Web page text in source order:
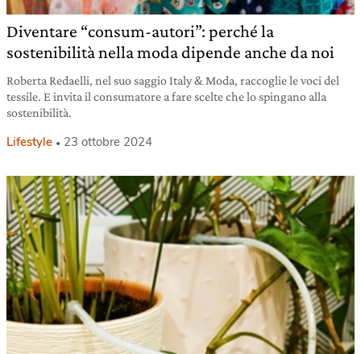
Diventare “consum-autori”: perché la
sostenibilità nella moda dipende anche da noi
Roberta Redaelli, nel suo saggio Italy & Moda, raccoglie le voci del
tessile. E invita il consumatore a fare scelte che lo spingano alla
sostenibilità.
Lifestyle 23 ottobre 2024